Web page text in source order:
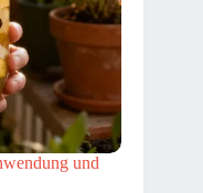
und